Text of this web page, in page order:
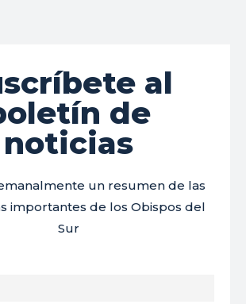
al
de
noticias
un resumen de las
importantes de los Obispos del
Sur